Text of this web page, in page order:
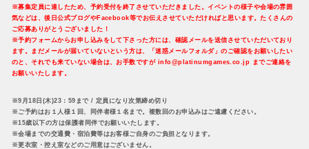
※募集定員に達したため、予約受付を終了させていただきました。イベントの様子や会場の雰囲
気などは、後日公式ブログやFacebook等でお伝えさせていただければと思います。たくさんの
ご応募ありがとうございました！
※予約フォームからお申し込みをして下さった方には、確認メールを送信させていただいており
ます。まだメールが届いていないという方は、「迷惑メールフォルダ」のご確認をお願いしたい
のと、それでも来ていない場合は、お手数ですが info@platinumgames.co.jp までご連絡を
お願いいたします。
※9月18日(木)23：59まで / 定員になり次第締め切り
※ご予約はお１人様１回、同伴者様１名まで。複数回のお申込みはご遠慮ください。
※15歳以下の方は保護者同伴でお願いいたします。
※会場までの交通費・宿泊費等はお客様ご自身のご負担となります。
※更衣室・控え室などのご用意はございません。